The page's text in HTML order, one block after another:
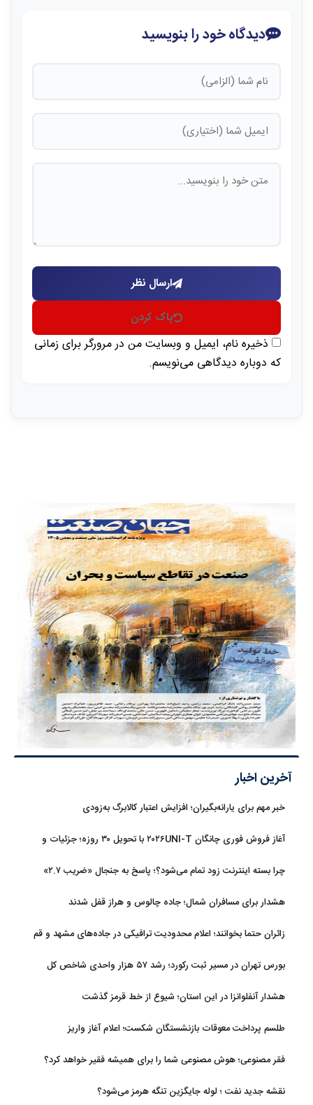
دیدگاه خود را بنویسید
ارسال نظر
پاک کردن
ذخیره نام، ایمیل و وبسایت من در مرورگر برای زمانی
که دوباره دیدگاهی می‌نویسم.
آخرین اخبار
خبر مهم برای یارانه‌بگیران؛ افزایش اعتبار کالابرگ به‌زودی
آغاز فروش فوری چانگان ۲۰۲۶UNI-T با تحویل ۳۰ روزه؛ جزئیات و
چرا بسته اینترنت زود تمام می‌شود؟؛ پاسخ به جنجال «ضریب ۲.۷»
هشدار برای مسافران شمال؛ جاده چالوس و هراز قفل شدند
زائران حتما بخوانند؛ اعلام محدودیت ترافیکی در جاده‌های مشهد و قم
بورس تهران در مسیر ثبت رکورد؛ رشد ۵۷ هزار واحدی شاخص کل
هشدار آنفلوانزا در این استان؛ شیوع از خط قرمز گذشت
طلسم پرداخت معوقات بازنشستگان شکست؛ اعلام آغاز واریز
فقر مصنوعی؛ هوش مصنوعی شما را برای همیشه فقیر خواهد کرد؟
نقشه جدید نفت ؛ لوله جایگزین تنگه هرمز می‌شود؟